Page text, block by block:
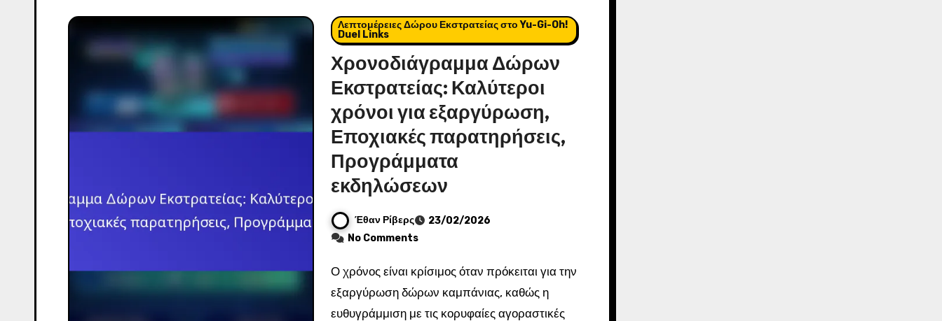
Λεπτομέρειες Δώρου Εκστρατείας στο Yu-Gi-Oh!
Duel Links
Χρονοδιάγραμμα Δώρων
Εκστρατείας: Καλύτεροι
χρόνοι για εξαργύρωση,
Εποχιακές παρατηρήσεις,
Προγράμματα
εκδηλώσεων
Έθαν Ρίβερς
23/02/2026
No Comments
Ο χρόνος είναι κρίσιμος όταν πρόκειται για την
εξαργύρωση δώρων καμπάνιας, καθώς η
ευθυγράμμιση με τις κορυφαίες αγοραστικές